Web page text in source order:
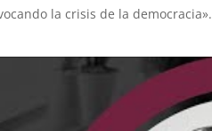
la crisis de la democracia».